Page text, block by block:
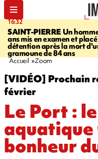
16:32
SAINT-PIERREUn
ans mis en examen et
détention après la mort
gramoune de 84 ans
Accueil Zoom
[VIDÉO] Prochain
février
Le Port :
bonheur